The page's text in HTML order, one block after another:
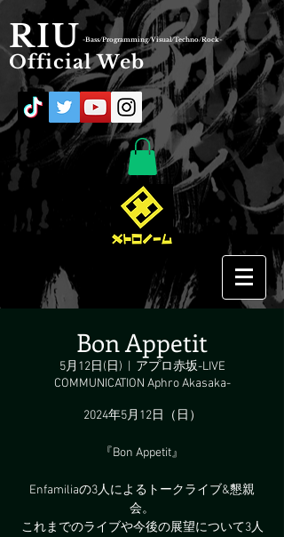
-Bass/Programming/Visual/Techno/Rock-
RIU
Official Web
Bon Appetit
5月12日(日)
アプロ赤坂-LIVE
COMMUNICATION Aphro Akasaka-
2024年5月12日（日）
『Bon Appetit』
Enfamiliaの3人によるトークライブ&懇親
会。
これまでのライブや今後の展望について3人